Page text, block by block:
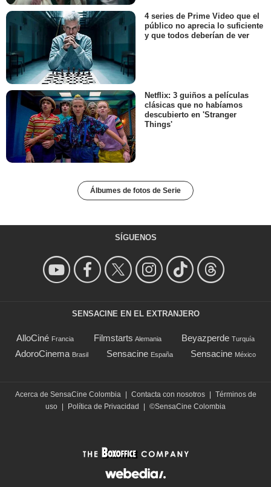
4 series de Prime Video que el
público no aprecia lo suficiente
y que todos deberían de ver
Netflix: 3 guiños a películas
clásicas que no habíamos
descubierto en 'Stranger
Things'
Álbumes de fotos de Serie
SÍGUENOS
SENSACINE EN EL EXTRANJERO
AlloCiné Francia Filmstarts Alemania Beyazperde Turquía
AdoroCinema Brasil Sensacine España Sensacine México
Acerca de SensaCine Colombia Contacta con nosotros
Términos de
uso
Política de Privacidad ©SensaCine Colombia